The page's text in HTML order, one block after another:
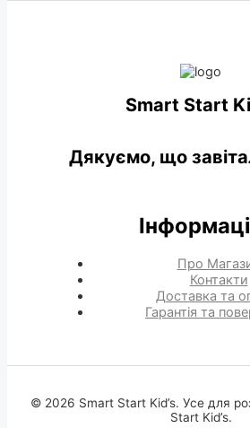
Smart Start
Дякуємо, що
Про
Контакти
Доставка та
Гарантія та
© 2026 Smart Start Kid’s. Усе для
Start Kid’s.